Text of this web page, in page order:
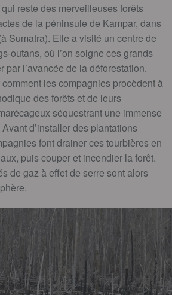
qui reste des merveilleuses forêts
de la péninsule de Kampar, dans
Sumatra). Elle a visité un centre de
outans, où l’on soigne ces grands
par l’avancée de la déforestation.
les compagnies procèdent à
des forêts et de leurs
séquestrant une immense
d’installer des plantations
font drainer ces tourbières en
puis couper et incendier la forêt.
de gaz à effet de serre sont alors